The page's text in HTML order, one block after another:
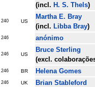
(incl. H. S. Thels)
240 US
Martha E. Bray
(incl. Libba Bray)
246 anónimo
246 US
Bruce Sterling
(excl.
246 BR Helena Gomes
246 UK Brian Stableford